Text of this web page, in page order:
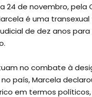
24 de novembro, pela
é uma
de dez anos para
no combate à
país, Marcela
em termos